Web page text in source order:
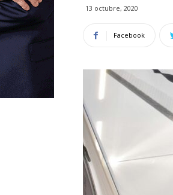
13 octubre, 2020
Facebook